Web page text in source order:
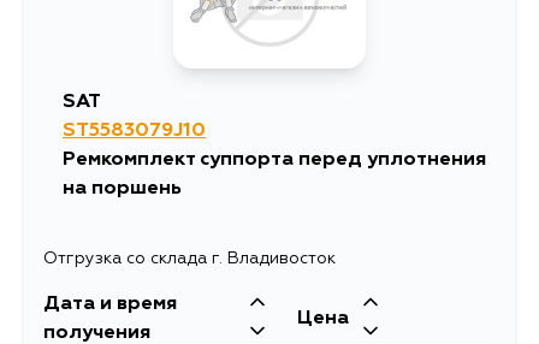
SAT
ST5583079J10
Ремкомплект суппорта перед уплотнения
на поршень
Отгрузка со склада г. Владивосток
Дата и время
получения
Цена